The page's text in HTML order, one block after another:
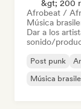
&gt; 200
Afrobeat /
Música
Dar a los
sonido/
Post punk
Música